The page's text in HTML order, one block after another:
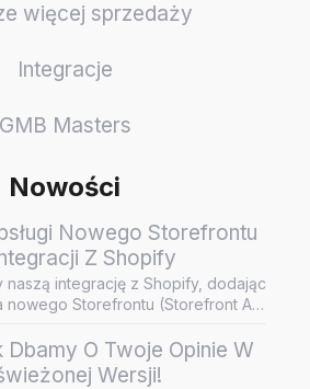
więcej sprzedaży
Integracje
GMB Masters
Nowości
Nowego Storefrontu
Z Shopify
naszą integrację z Shopify, dodając
nowego Storefrontu (Storefront API
O Twoje Opinie W
Wersji!